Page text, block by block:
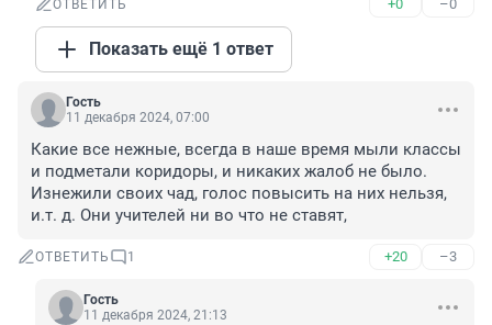
ОТВЕТИТЬ +0 –0
Показать ещё 1 ответ
Гость
11 декабря 2024, 07:00
Какие все нежные, всегда в наше время мыли классы
и подметали коридоры, и никаких жалоб не было.
Изнежили своих чад, голос повысить на них нельзя,
и.т. д. Они учителей ни во что не ставят,
ОТВЕТИТЬ 1 +20 –3
Гость
11 декабря 2024, 21:13